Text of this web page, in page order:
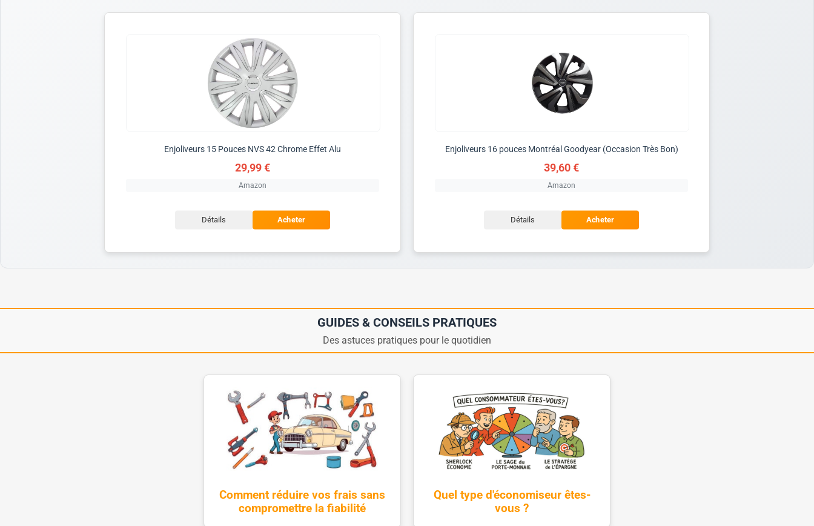
Enjoliveurs 15 Pouces NVS 42 Chrome Effet Alu
29,99 €
Amazon
Détails Acheter
Enjoliveurs 16 pouces Montréal Goodyear (Occasion Très Bon)
39,60 €
Amazon
Détails Acheter
GUIDES & CONSEILS PRATIQUES
Des astuces pratiques pour le quotidien
Comment réduire vos frais sans
compromettre la fiabilité
Quel type d'économiseur êtes-
vous ?